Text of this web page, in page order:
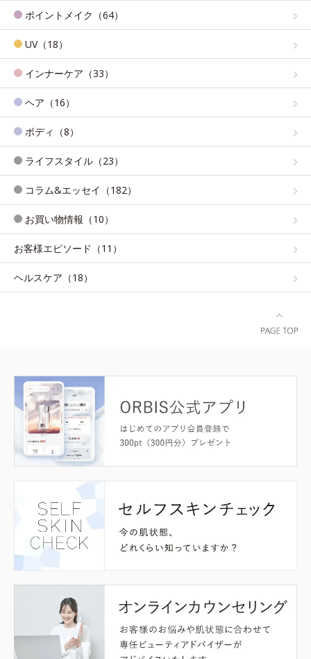
ポイントメイク（64）
UV（18）
インナーケア（33）
ヘア（16）
ボディ（8）
ライフスタイル（23）
コラム&エッセイ（182）
お買い物情報（10）
お客様エピソード（11）
ヘルスケア（18）